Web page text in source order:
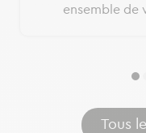
ensemble de
Tous